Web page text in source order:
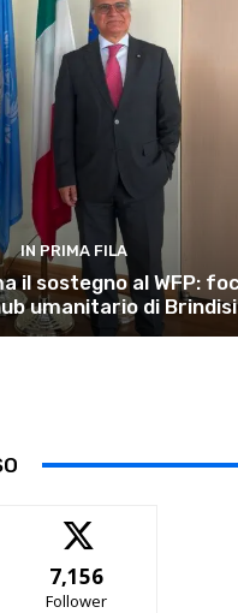
IN PRIMA FILA
il sostegno al WFP:
umanitario di Brindisi
7,156
Follower